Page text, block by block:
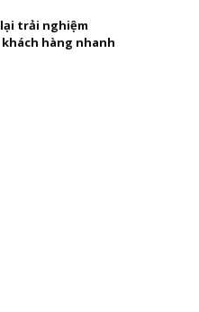
trải nghiệm
hàng nhanh